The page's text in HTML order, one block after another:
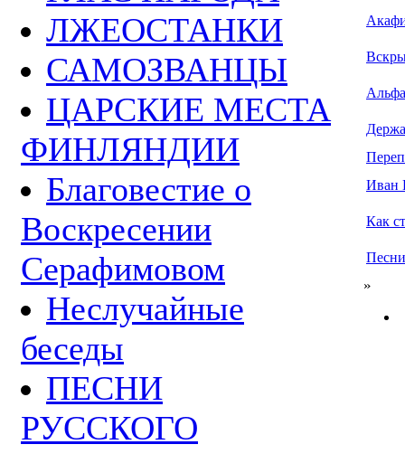
ЛЖЕОСТАНКИ
САМОЗВАНЦЫ
ЦАРСКИЕ МЕСТА
ФИНЛЯНДИИ
Благовестие о
Воскресении
Серафимовом
Неслучайные
беседы
ПЕСНИ
РУССКОГО
Иван
Как
»